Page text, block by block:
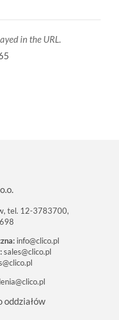
in the URL.
tel. 12-3783700,
info@clico.pl
sales@clico.pl
oddziałów